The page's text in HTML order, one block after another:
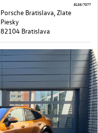
Porsche Bratislava, Zlate
Piesky
82104 Bratislava
8135/7077